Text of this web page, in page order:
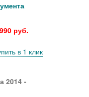
руб.
в 1 клик
2014 -